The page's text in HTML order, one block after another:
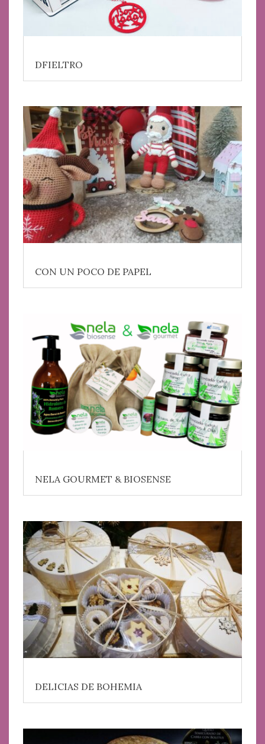
DFIELTRO
CON UN POCO DE PAPEL
NELA GOURMET & BIOSENSE
DELICIAS DE BOHEMIA